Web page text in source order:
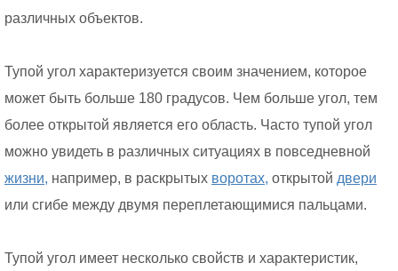
различных объектов.
Тупой угол характеризуется своим значением, которое
может быть больше 180 градусов. Чем больше угол, тем
более открытой является его область. Часто тупой угол
можно увидеть в различных ситуациях в повседневной
жизни, например, в раскрытых воротах, открытой двери
или сгибе между двумя переплетающимися пальцами.
Тупой угол имеет несколько свойств и характеристик,